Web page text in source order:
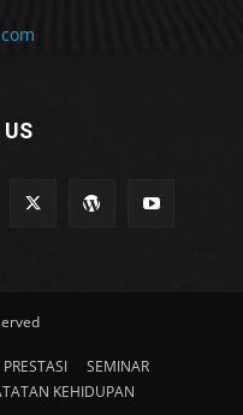
US
PRESTASI
SEMINAR
KEHIDUPAN